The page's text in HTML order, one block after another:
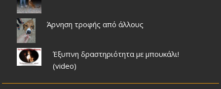
Άρνηση τροφής από άλλους
Έξυπνη δραστηριότητα με μπουκάλι!
(video)